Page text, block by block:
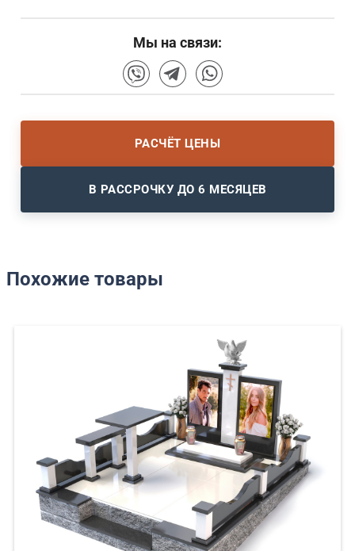
Мы на связи:
РАСЧЁТ ЦЕНЫ
В РАССРОЧКУ ДО 6 МЕСЯЦЕВ
Похожие товары